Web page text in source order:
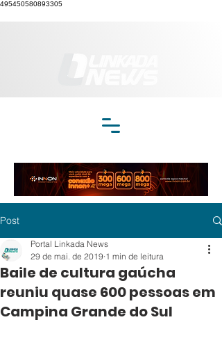
495450580893305
Post
Baile de cultura gaúcha
reuniu quase 600 pessoas em
Campina Grande do Sul
Portal Linkada News
29 de mai. de 2019 1 min de leitura